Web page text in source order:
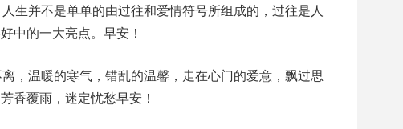
生并不是单单的由过往和爱情符号所组成的，过往是人
中的一大亮点。早安！
，温暖的寒气，错乱的温馨，走在心门的爱意，飘过思
香覆雨，迷定忧愁早安！